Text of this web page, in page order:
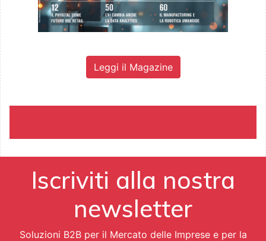
Leggi il Magazine
Iscriviti alla nostra
newsletter
Soluzioni B2B per il Mercato delle Imprese e per la